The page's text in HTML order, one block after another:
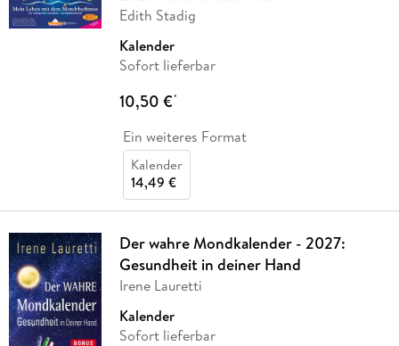
Edith Stadig
Kalender
Sofort lieferbar
10,50 €*
Ein weiteres Format
Kalender
14,49 €
Der wahre Mondkalender - 2027:
Gesundheit in deiner Hand
Irene Lauretti
Kalender
Sofort lieferbar